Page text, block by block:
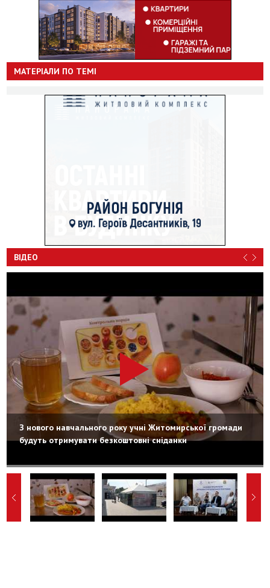
МАТЕРІАЛИ ПО ТЕМІ
ВІДЕО
З нового навчального року учні Житомирської громади
будуть отримувати безкоштовні сніданки